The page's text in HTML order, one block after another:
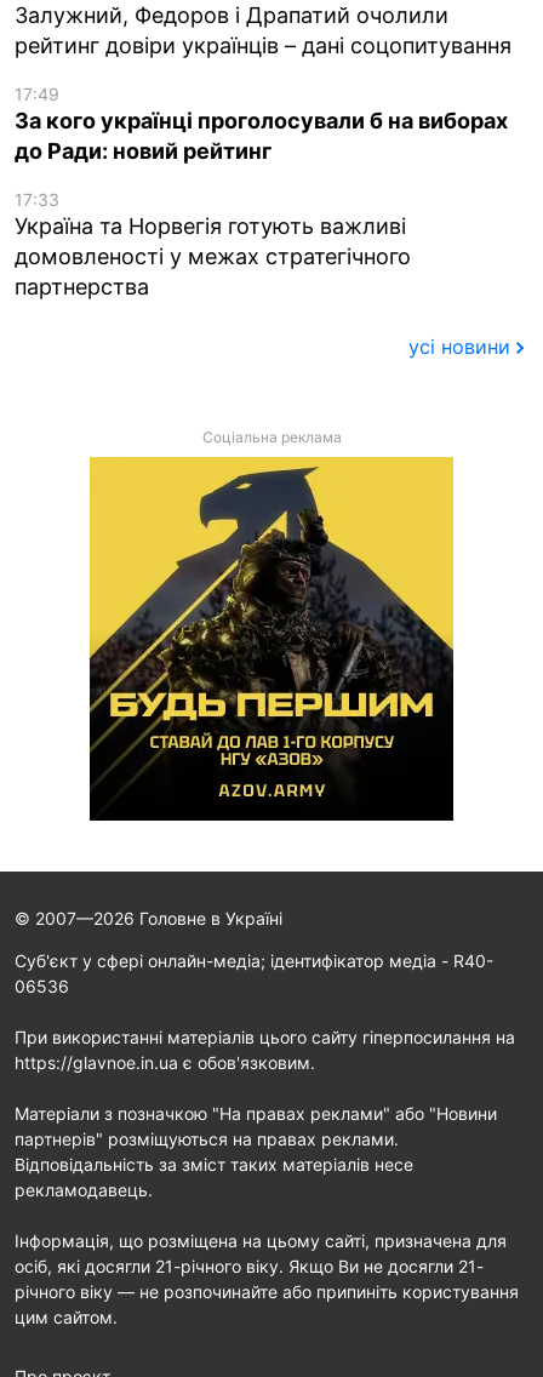
Залужний, Федоров і Драпатий очолили
рейтинг довіри українців – дані соцопитування
17:49
За кого українці проголосували б на виборах
до Ради: новий рейтинг
17:33
Україна та Норвегія готують важливі
домовленості у межах стратегічного
партнерства
усі новини
Соціальна реклама
© 2007—2026 Головне в Україні
Cуб'єкт у сфері онлайн-медіа; ідентифікатор медіа - R40-
06536
При використанні матеріалів цього сайту гіперпосилання на
https://glavnoe.in.ua є обов'язковим.
Матеріали з позначкою "На правах реклами" або "Новини
партнерів" розміщуються на правах реклами.
Відповідальність за зміст таких матеріалів несе
рекламодавець.
Інформація, що розміщена на цьому сайті, призначена для
осіб, які досягли 21-річного віку. Якщо Ви не досягли 21-
річного віку — не розпочинайте або припиніть користування
цим сайтом.